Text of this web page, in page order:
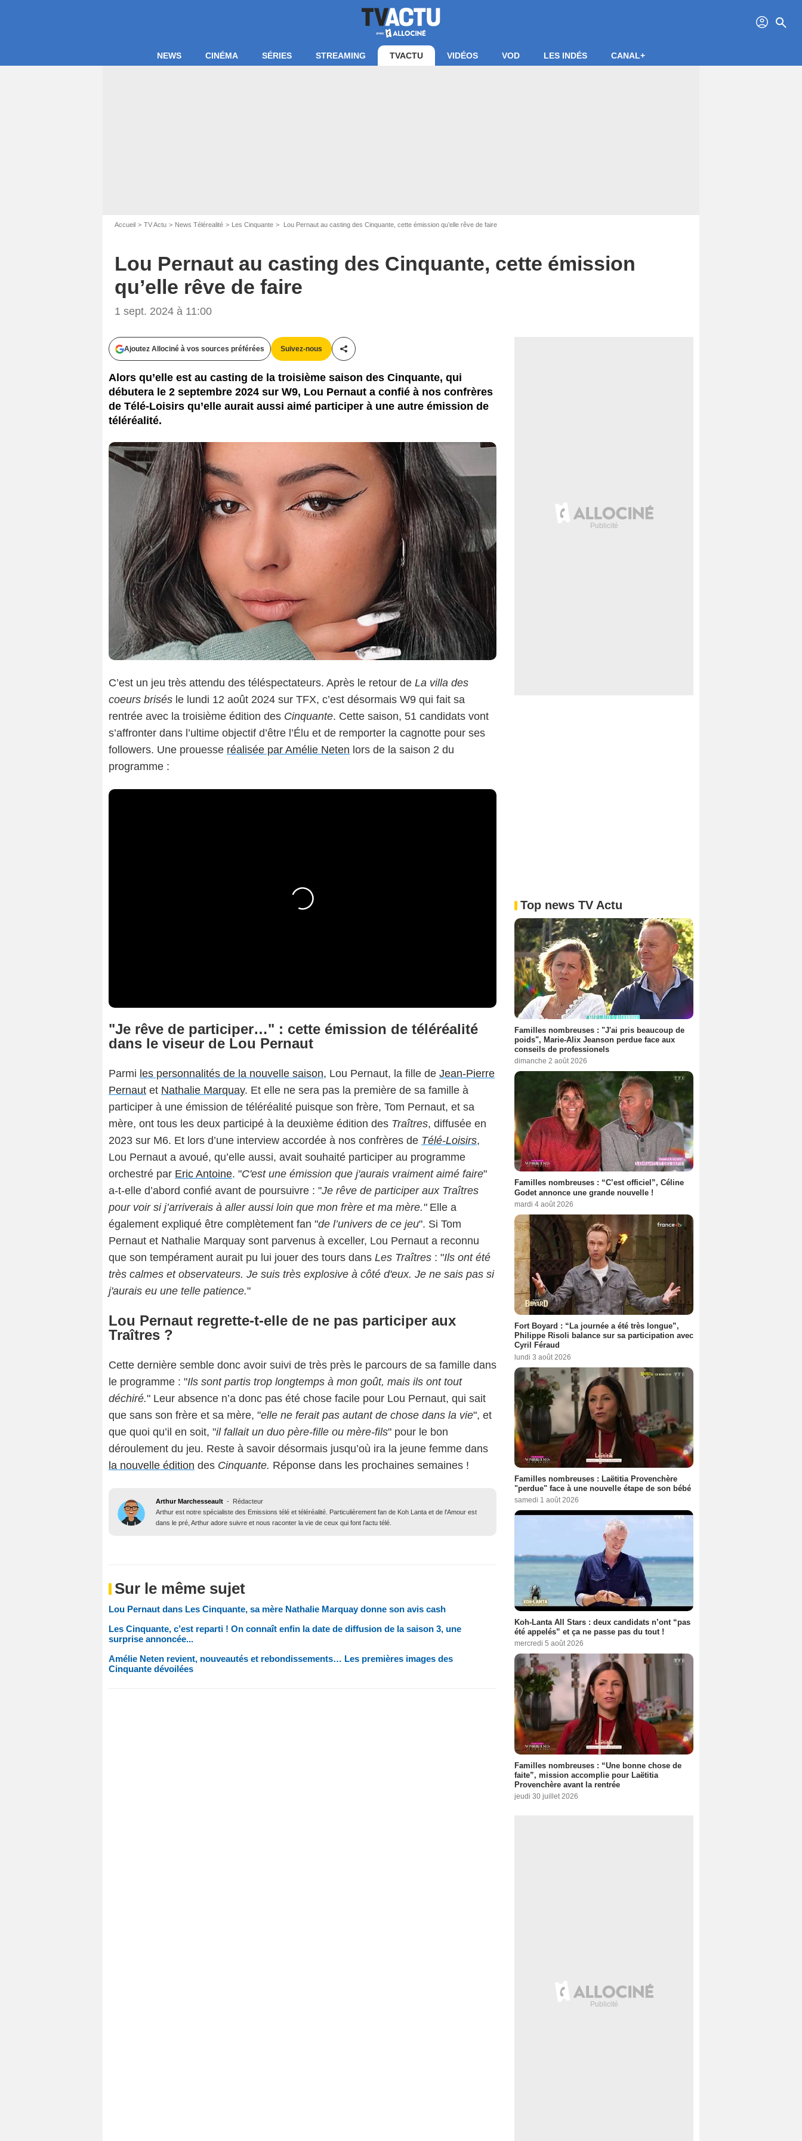
profil search
NEWS CINÉMA SÉRIES STREAMING TVACTU VIDÉOS VOD LES INDÉS CANAL+
Accueil TV Actu News Télérealité Les Cinquante Lou Pernaut au casting des Cinquante, cette émission qu’elle rêve de faire
Lou Pernaut au casting des Cinquante, cette émission
qu’elle rêve de faire
1 sept. 2024 à 11:00
Ajoutez Allociné à vos sources préférées Suivez-nous
Partager cet article
Alors qu’elle est au casting de la troisième saison des Cinquante, qui
débutera le 2 septembre 2024 sur W9, Lou Pernaut a confié à nos confrères
de Télé-Loisirs qu’elle aurait aussi aimé participer à une autre émission de
téléréalité.
Instagram Lou Pernaut
C’est un jeu très attendu des téléspectateurs. Après le retour de La villa des
coeurs brisés le lundi 12 août 2024 sur TFX, c’est désormais W9 qui fait sa
rentrée avec la troisième édition des Cinquante. Cette saison, 51 candidats vont
s’affronter dans l’ultime objectif d’être l’Élu et de remporter la cagnotte pour ses
followers. Une prouesse réalisée par Amélie Neten lors de la saison 2 du
programme :
"Je rêve de participer…" : cette émission de téléréalité
dans le viseur de Lou Pernaut
Parmi les personnalités de la nouvelle saison, Lou Pernaut, la fille de Jean-Pierre
Pernaut et Nathalie Marquay. Et elle ne sera pas la première de sa famille à
participer à une émission de téléréalité puisque son frère, Tom Pernaut, et sa
mère, ont tous les deux participé à la deuxième édition des Traîtres, diffusée en
2023 sur M6. Et lors d’une interview accordée à nos confrères de Télé-Loisirs,
Lou Pernaut a avoué, qu’elle aussi, avait souhaité participer au programme
orchestré par Eric Antoine. "C'est une émission que j'aurais vraiment aimé faire"
a-t-elle d’abord confié avant de poursuivre : "Je rêve de participer aux Traîtres
pour voir si j’arriverais à aller aussi loin que mon frère et ma mère." Elle a
également expliqué être complètement fan "de l’univers de ce jeu". Si Tom
Pernaut et Nathalie Marquay sont parvenus à exceller, Lou Pernaut a reconnu
que son tempérament aurait pu lui jouer des tours dans Les Traîtres : "Ils ont été
très calmes et observateurs. Je suis très explosive à côté d'eux. Je ne sais pas si
j'aurais eu une telle patience."
Lou Pernaut regrette-t-elle de ne pas participer aux
Traîtres ?
Cette dernière semble donc avoir suivi de très près le parcours de sa famille dans
le programme : "Ils sont partis trop longtemps à mon goût, mais ils ont tout
déchiré." Leur absence n’a donc pas été chose facile pour Lou Pernaut, qui sait
que sans son frère et sa mère, "elle ne ferait pas autant de chose dans la vie", et
que quoi qu’il en soit, "il fallait un duo père-fille ou mère-fils" pour le bon
déroulement du jeu. Reste à savoir désormais jusqu’où ira la jeune femme dans
la nouvelle édition des Cinquante. Réponse dans les prochaines semaines !
Arthur Marchesseault - Rédacteur
Arthur est notre spécialiste des Emissions télé et téléréalité. Particulièrement fan de Koh Lanta et de l'Amour est
dans le pré, Arthur adore suivre et nous raconter la vie de ceux qui font l'actu télé.
Sur le même sujet
Lou Pernaut dans Les Cinquante, sa mère Nathalie Marquay donne son avis cash
Les Cinquante, c’est reparti ! On connaît enfin la date de diffusion de la saison 3, une
surprise annoncée...
Amélie Neten revient, nouveautés et rebondissements… Les premières images des
Cinquante dévoilées
Top news TV Actu
Familles nombreuses : "J'ai pris beaucoup de
poids", Marie-Alix Jeanson perdue face aux
conseils de professionels
dimanche 2 août 2026
Familles nombreuses : “C’est officiel”, Céline
Godet annonce une grande nouvelle !
mardi 4 août 2026
Fort Boyard : “La journée a été très longue”,
Philippe Risoli balance sur sa participation avec
Cyril Féraud
lundi 3 août 2026
Familles nombreuses : Laëtitia Provenchère
"perdue" face à une nouvelle étape de son bébé
samedi 1 août 2026
Koh-Lanta All Stars : deux candidats n’ont “pas
été appelés” et ça ne passe pas du tout !
mercredi 5 août 2026
Familles nombreuses : “Une bonne chose de
faite”, mission accomplie pour Laëtitia
Provenchère avant la rentrée
jeudi 30 juillet 2026